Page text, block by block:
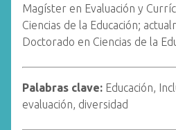
Magíster en Evaluación y
Ciencias de la Educación;
Doctorado en Ciencias de la
Palabras clave: Educación,
evaluación, diversidad